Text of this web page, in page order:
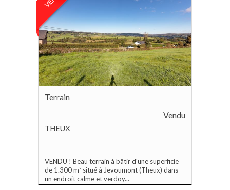
Terrain
Vendu
THEUX
VENDU ! Beau terrain à bâtir d'une superficie
de 1.300 m² situé à Jevoumont (Theux) dans
un endroit calme et verdoy...